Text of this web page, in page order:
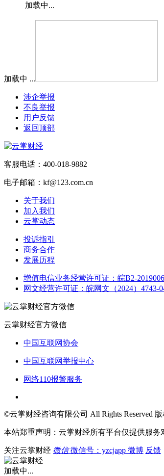
加载中...
加载中 ...
涉企举报
不良举报
用户反馈
返回顶部
客服电话：400-018-9882
电子邮箱：kf@123.com.cn
关于我们
加入我们
云掌动态
投诉指引
商务合作
发展历程
增值电信业务经营许可证：皖B2-
网文经营许可证：皖网文（2024）4743-
云掌财经官方微信
中国互联网协会
中国互联网举报中心
网络110报警服务
©云掌财经咨询有限公司 All Rights Reserved
本站郑重声明：云掌财经所有平台仅提供服
关注云掌财经 微信 微信号：yzcjapp 微博 反馈
加载中...